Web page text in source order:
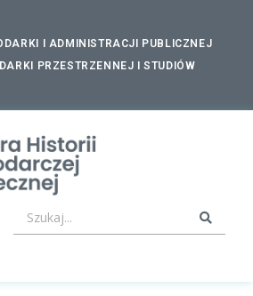
I ADMINISTRACJI PUBLICZNEJ
PRZESTRZENNEJ I STUDIÓW